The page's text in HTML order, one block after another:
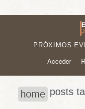
PRÓXIMOS
Acceder
home posts